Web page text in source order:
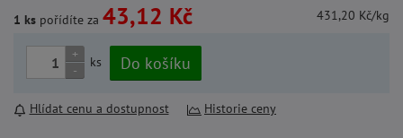
1 ks pořídíte za 43,12 Kč 431,20 Kč/kg
+
-
ks Do košíku
Hlídat cenu a dostupnost Historie ceny